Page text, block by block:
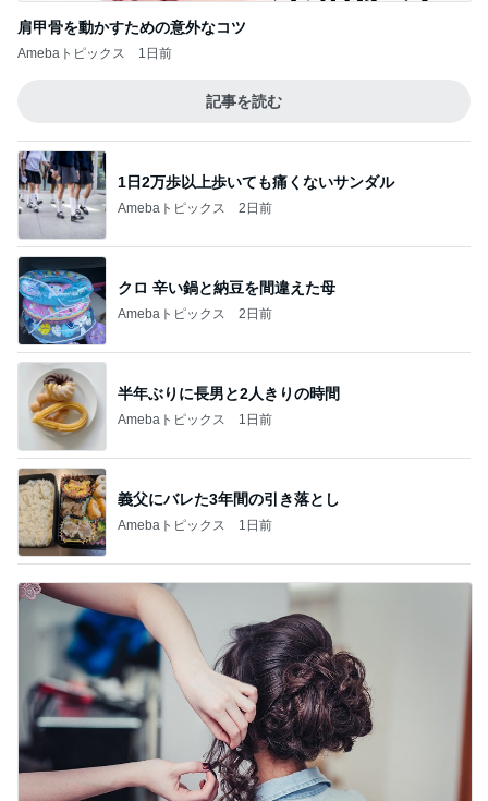
肩甲骨を動かすための意外なコツ
Amebaトピックス 1日前
記事を読む
1日2万歩以上歩いても痛くないサンダル
Amebaトピックス 2日前
クロ 辛い鍋と納豆を間違えた母
Amebaトピックス 2日前
半年ぶりに長男と2人きりの時間
Amebaトピックス 1日前
義父にバレた3年間の引き落とし
Amebaトピックス 1日前